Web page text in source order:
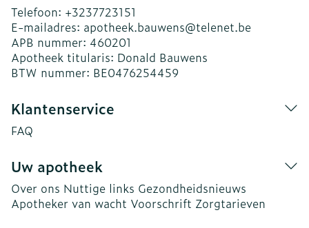
Telefoon: +3237723151
E-mailadres: apotheek.bauwens@telenet.be
APB nummer: 460201
Apotheek titularis: Donald Bauwens
BTW nummer: BE0476254459
Klantenservice
FAQ
Uw apotheek
Over ons Nuttige links Gezondheidsnieuws
Apotheker van wacht Voorschrift Zorgtarieven